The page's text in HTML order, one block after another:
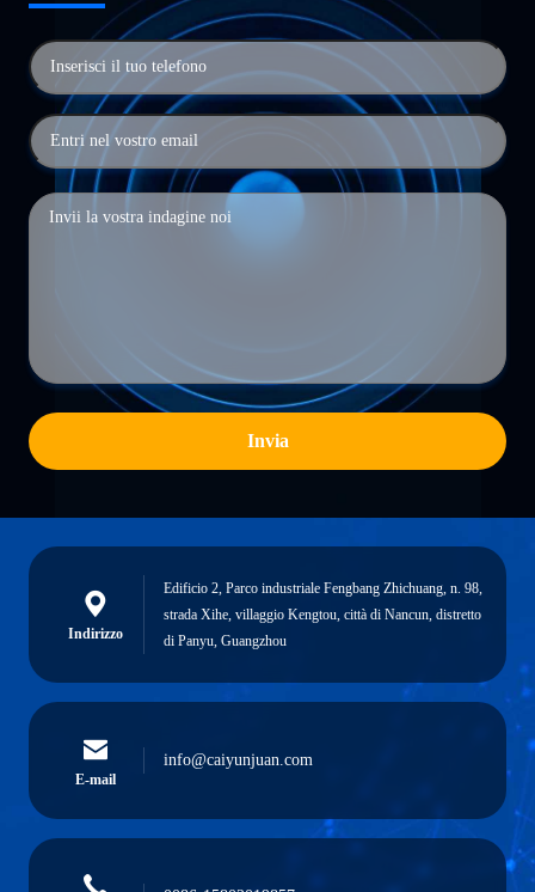
Invia
Indirizzo
Edificio 2, Parco industriale Fengbang Zhichuang, n. 98,
strada Xihe, villaggio Kengtou, città di Nancun, distretto
di Panyu, Guangzhou
E-mail
info@caiyunjuan.com